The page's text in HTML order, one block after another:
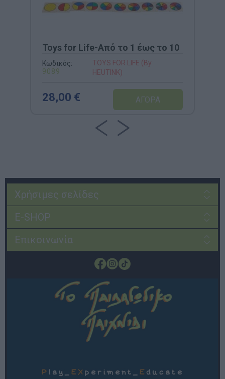
Toys for Life-Από το 1 έως το 10
Κωδικός:
9089
TOYS FOR LIFE (By
HEUTINK)
28,00 €
Χρήσιμες σελίδες
E-SHOP
Επικοινωνία